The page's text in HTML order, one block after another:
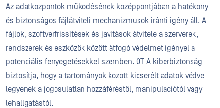
Az adatközpontok működésének középpontjában a hatékony
és biztonságos fájlátviteli mechanizmusok iránti igény áll. A
fájlok, szoftverfrissítések és javítások átvitele a szerverek,
rendszerek és eszközök között átfogó védelmet igényel a
potenciális fenyegetésekkel szemben. OT A kiberbiztonság
biztosítja, hogy a tartományok között kicserélt adatok védve
legyenek a jogosulatlan hozzáféréstől, manipulációtól vagy
lehallgatástól.